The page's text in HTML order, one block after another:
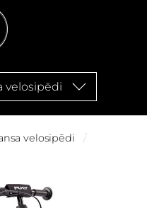
velosipēdi
velosipēdi